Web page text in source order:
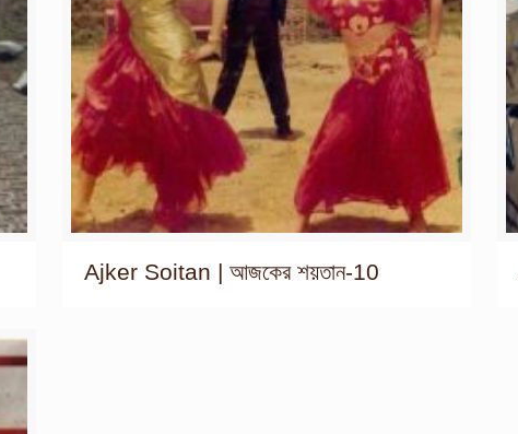
Ajker Soitan | আজকের শয়তান-10